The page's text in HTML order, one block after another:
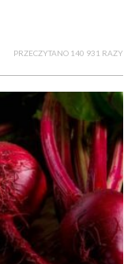
PRZECZYTANO 140 931 RAZY